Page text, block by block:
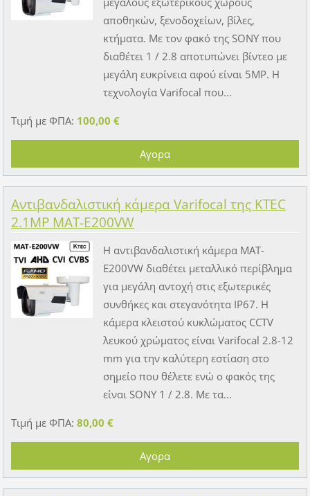
αποθηκών, ξενοδοχείων, βίλες,
κτήματα. Με τον φακό της SONY που
διαθέτει 1 / 2.8 αποτυπώνει βίντεο με
μεγάλη ευκρίνεια αφού είναι 5MP. Η
τεχνολογία Varifocal που...
Τιμή με ΦΠΑ: 100,00 €
Αντιβανδαλιστική κάμερα Varifocal της KTEC
2.1MP MAT-E200VW
Η αντιβανδαλιστική κάμερα MAT-
E200VW διαθέτει μεταλλικό περίβλημα
για μεγάλη αντοχή στις εξωτερικές
συνθήκες και στεγανότητα IP67. Η
κάμερα κλειστού κυκλώματος CCTV
λευκού χρώματος είναι Varifocal 2.8-12
mm για την καλύτερη εστίαση στο
σημείο που θέλετε ενώ ο φακός της
είναι SONY 1 / 2.8. Με τα...
Τιμή με ΦΠΑ: 80,00 €